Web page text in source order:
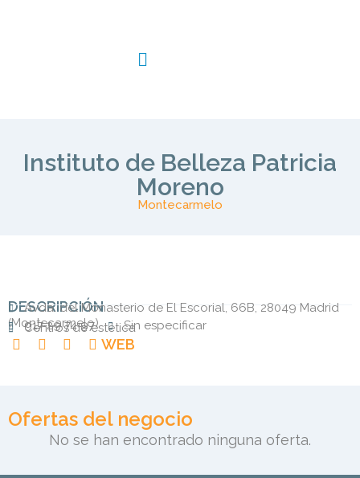
Instituto de Belleza Patricia
Moreno
Montecarmelo
DESCRIPCIÓN
Avda. del Monasterio de El Escorial, 66B, 28049 Madrid
(Montecarmelo)
917 29 74 97 Sin especificar
Centros de estética
WEB
Ofertas del negocio
No se han encontrado ninguna oferta.